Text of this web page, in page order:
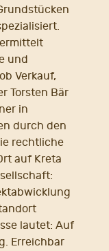
und
Verkauf,
Torsten Bär
in
durch den
rechtliche
auf Kreta
lautet: Auf
Erreichbar